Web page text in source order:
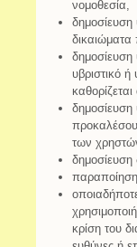
νομοθεσία,
δημοσίευση
δικαιώματα
δημοσίευση
υβριστικό
των
δημοσίευση
παραποίηση
κρίση του